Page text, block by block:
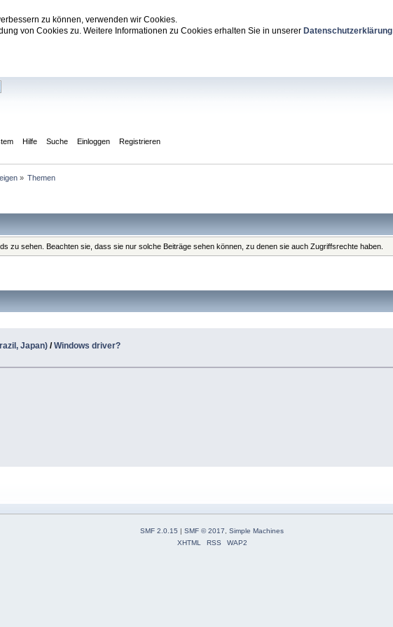
zu können, verwenden wir Cookies.
von Cookies zu. Weitere Informationen zu Cookies erhalten Sie in unserer Datenschutzerklärung
Hilfe Suche Einloggen Registrieren
» Themen
zu sehen. Beachten sie, dass sie nur solche Beiträge sehen können, zu denen sie auch Zugriffsrechte haben.
Japan) /Windows driver?
SMF 2.0.15 | SMF © 2017
Simple Machines
XHTML
RSS WAP2